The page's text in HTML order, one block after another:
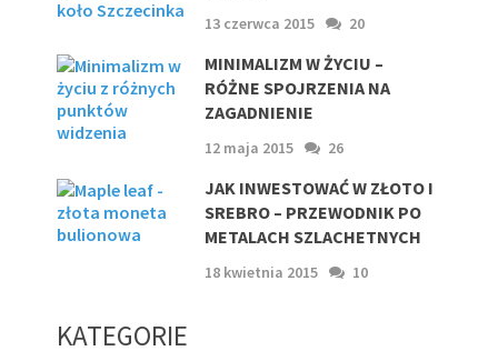
13 czerwca 2015 20
MINIMALIZM W ŻYCIU –
RÓŻNE SPOJRZENIA NA
ZAGADNIENIE
12 maja 2015 26
JAK INWESTOWAĆ W ZŁOTO I
SREBRO – PRZEWODNIK PO
METALACH SZLACHETNYCH
18 kwietnia 2015 10
KATEGORIE